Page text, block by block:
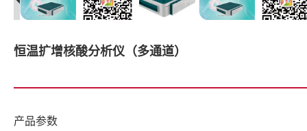
恒温扩增核酸分析仪（多通道）
产品参数